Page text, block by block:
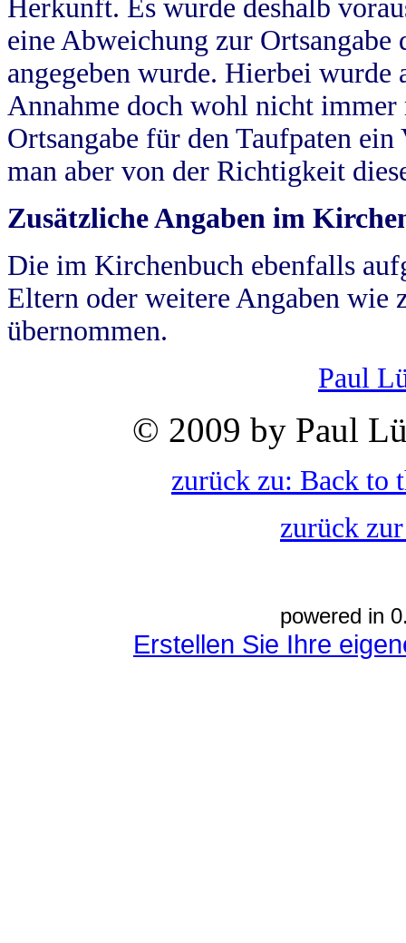
Herkunft. Es wurde deshalb
eine Abweichung zur
angegeben wurde. Hierbei wurde
Annahme doch wohl nicht
Ortsangabe für den Taufpaten
man aber von der Richtigkeit
Zusätzliche Angaben im
Die im Kirchenbuch ebenfalls
Eltern oder weitere Angaben wie
übernommen.
Paul
© 2009 by Paul
zurück zu: Back to
zurück
powered in
Erstellen Sie Ihre